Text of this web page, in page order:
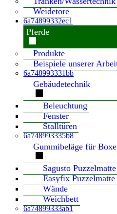
Weidetore
6a74899332ec1
Pferde
Produkte
Beispiele unserer
6a748993331bb
Gebäudetechnik
Beleuchtung
Fenster
Stalltüren
6a748993335b8
Gummibeläge für
Sagusto Puzzelmatte
Easyfix Puzzelmatte
Wände
Weichbett
6a74899333ab1